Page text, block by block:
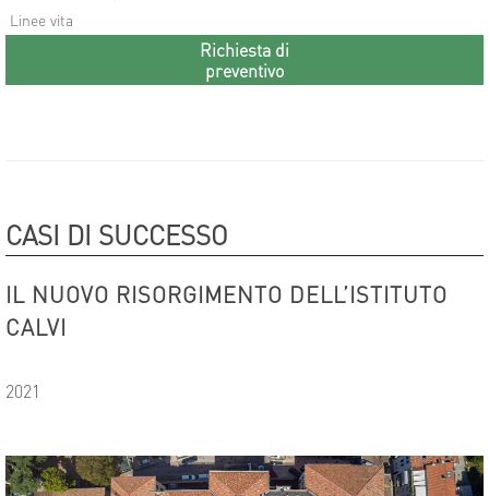
Linee vita
Richiesta di
preventivo
CASI DI SUCCESSO
IL NUOVO RISORGIMENTO DELL’ISTITUTO
CALVI
2021